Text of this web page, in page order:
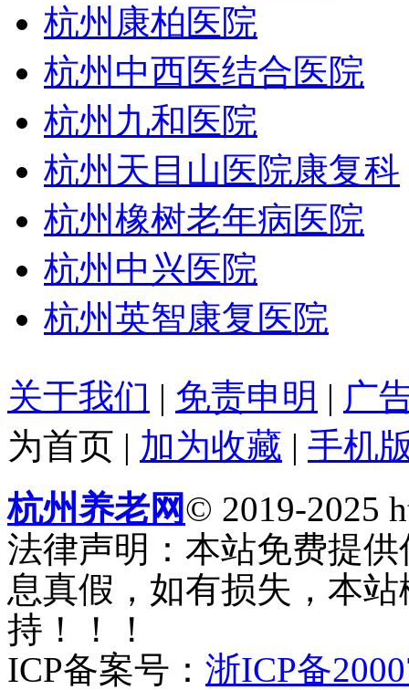
杭州康柏医院
杭州中西医结合医院
杭州九和医院
杭州天目山医院康复科
杭州橡树老年病医院
杭州中兴医院
杭州英智康复医院
关于我们 | 免责申明 | 广
为首页 | 加为收藏 | 手机
杭州养老网© 2019-2025
法律声明：本站免费提
息真假，如有损失，本
持！！！
ICP备案号： 浙ICP备